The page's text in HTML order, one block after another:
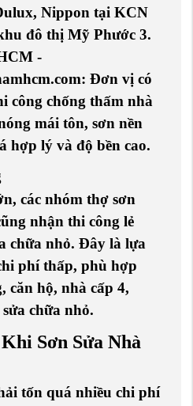
Nippon tại KCN
đô thị Mỹ Phước 3.
-
: Đơn vị có
công chống thấm nhà
mái tôn, sơn nền
hợp lý và độ bền cao.
các nhóm thợ sơn
nhận thi công lẻ
chữa nhỏ. Đây là lựa
phí thấp, phù hợp
, căn hộ, nhà cấp 4,
chữa nhỏ.
Sơn Sửa Nhà
tốn quá nhiều chi phí